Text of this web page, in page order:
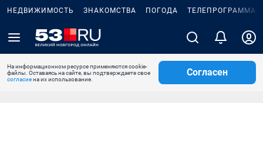
НЕДВИЖИМОСТЬ ЗНАКОМСТВА ПОГОДА ТЕЛЕПРОГРАММА
На информационном ресурсе применяются cookie-
файлы. Оставаясь на сайте, вы подтверждаете свое
согласиена их использование.
Согласен